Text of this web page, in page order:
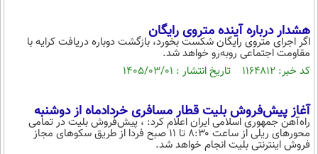
سیاست خارجی
هشدار درباره آینده متروی رایگان
اگر اجرای متروی رایگان شکست بخورد، بازگشت دوباره دریافت کرایه با
مقاومت اجتماعی روبه‌رو خواهد شد.
کد خبر: ۱۱۶۴۸۱۲ تاریخ انتشار : ۱۴۰۵/۰۳/۰۱
آغاز پیش‌فروش بلیت قطار مسافری خردادماه از دوشنبه
راه‌آهن جمهوری اسلامی ایران اعلام کرد: ، پیش‌فروش بلیت در تمامی
محورهای ریلی از ساعت ۸:۳۰ تا ۱۱ صبح فردا از طریق سکوهای مجاز
فروش اینترنتی بلیت انجام خواهد شد.